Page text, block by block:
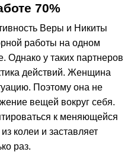
70%
Веры и Никиты
работы на одном
у таких партнеров
действий. Женщина
Поэтому она не
вещей вокруг себя.
к меняющейся
колеи и заставляет
раз.